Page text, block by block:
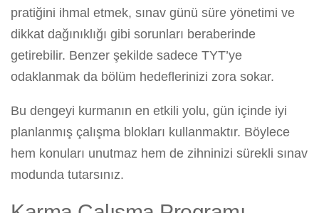
pratiğini ihmal etmek, sınav günü süre yönetimi ve
dikkat dağınıklığı gibi sorunları beraberinde
getirebilir. Benzer şekilde sadece TYT’ye
odaklanmak da bölüm hedeflerinizi zora sokar.
Bu dengeyi kurmanın en etkili yolu, gün içinde iyi
planlanmış çalışma blokları kullanmaktır. Böylece
hem konuları unutmaz hem de zihninizi sürekli sınav
modunda tutarsınız.